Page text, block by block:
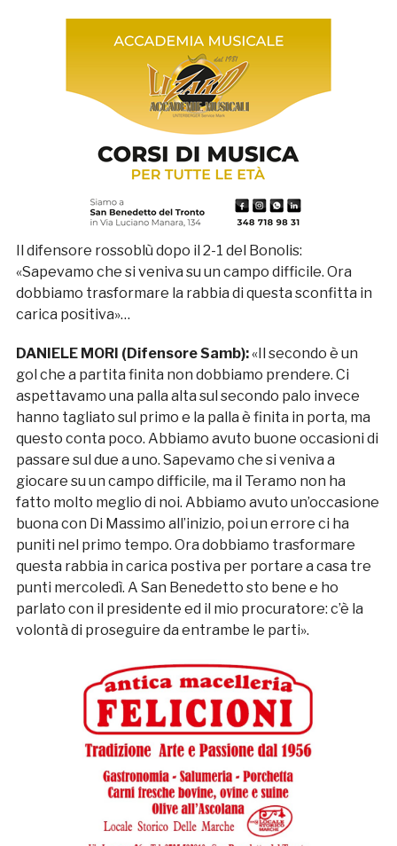
Il difensore rossoblù dopo il 2-1 del Bonolis:
«Sapevamo che si veniva su un campo difficile. Ora
dobbiamo trasformare la rabbia di questa sconfitta in
carica positiva»…
DANIELE MORI (Difensore Samb):«Il secondo è un
gol che a partita finita non dobbiamo prendere. Ci
aspettavamo una palla alta sul secondo palo invece
hanno tagliato sul primo e la palla è finita in porta, ma
questo conta poco. Abbiamo avuto buone occasioni di
passare sul due a uno. Sapevamo che si veniva a
giocare su un campo difficile, ma il Teramo non ha
fatto molto meglio di noi. Abbiamo avuto un’occasione
buona con Di Massimo all’inizio, poi un errore ci ha
puniti nel primo tempo. Ora dobbiamo trasformare
questa rabbia in carica postiva per portare a casa tre
punti mercoledì. A San Benedetto sto bene e ho
parlato con il presidente ed il mio procuratore: c’è la
volontà di proseguire da entrambe le parti».